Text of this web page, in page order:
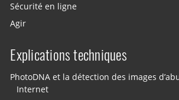
Sécurité en ligne
Agir
Explications techniques
PhotoDNA et la détection des images
Internet